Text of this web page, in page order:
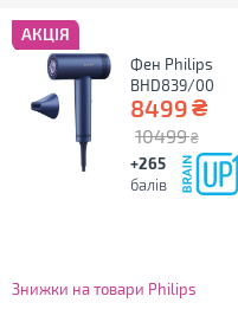
АКЦІЯ
Фен Philips
BHD839/00
8499₴
10499 ₴
+265
балів
Знижки на товари Philips